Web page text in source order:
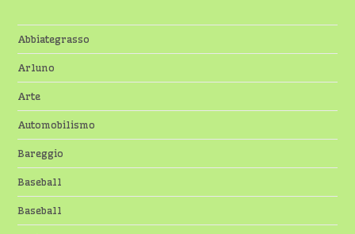
Abbiategrasso
Arluno
Arte
Automobilismo
Bareggio
Baseball
Baseball